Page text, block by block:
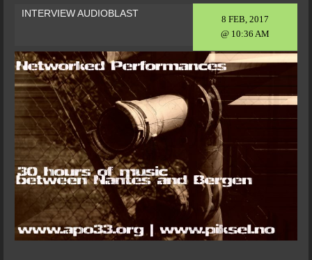
8 FEB, 2017
@ 10:36 AM
INTERVIEW AUDIOBLAST